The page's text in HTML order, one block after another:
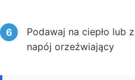
Podawaj na ciepło lub
napój orzeźwiający